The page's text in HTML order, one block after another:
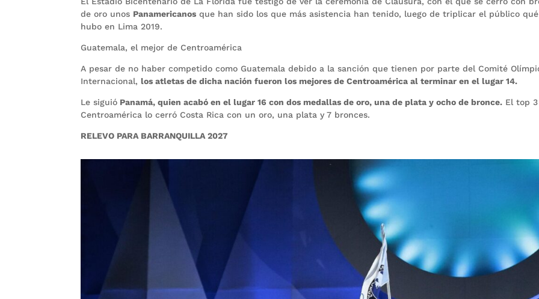
de oro unos Panamericanos que han sido los que más asistencia han tenido, luego de triplicar el público qué
hubo en Lima 2019.
Guatemala, el mejor de Centroamérica
A pesar de no haber competido como Guatemala debido a la sanción que tienen por parte del Comité
Internacional,los atletas de dicha nación fueron los mejores de Centroamérica al terminar en el lugar 14.
Le siguió Panamá, quien acabó en el lugar 16 con dos medallas de oro, una de plata y ocho de bronce. El top
Centroamérica lo cerró Costa Rica con un oro, una plata y 7 bronces.
RELEVO PARA BARRANQUILLA 2027